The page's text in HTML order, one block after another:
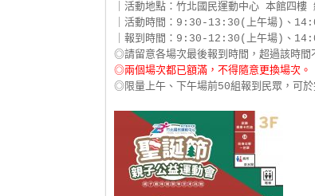
｜活動地點：竹北國民運動中心 本館四
｜活動時間：9:30-13:30(上午場)、
｜報到時間：9:30-12:30(上午場)、
◎兩個場次都已額滿，不得隨意更換場次。
◎限量上午、下午場前50組報到民眾，可